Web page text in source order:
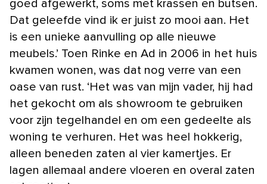
goed afgewerkt, soms met krassen en butsen.
Dat geleefde vind ik er juist zo mooi aan. Het
is een unieke aanvulling op alle nieuwe
meubels.’ Toen Rinke en Ad in 2006 in het huis
kwamen wonen, was dat nog verre van een
oase van rust. ‘Het was van mijn vader, hij had
het gekocht om als showroom te gebruiken
voor zijn tegelhandel en om een gedeelte als
woning te verhuren. Het was heel hokkerig,
alleen beneden zaten al vier kamertjes. Er
lagen allemaal andere vloeren en overal zaten